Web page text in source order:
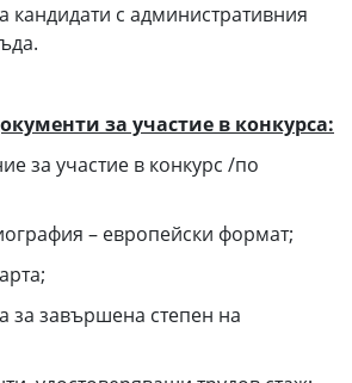
кандидати с административния
за участие в конкурса:
за участие в конкурс /по
– европейски формат;
за завършена степен на